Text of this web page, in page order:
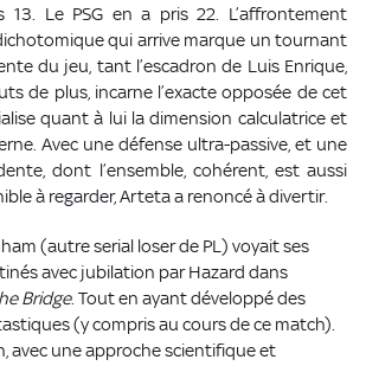
Le PSG en a pris 22. L’affrontement
qui arrive marque un tournant
du jeu, tant l’escadron de Luis Enrique,
de plus, incarne l’exacte opposée de cet
quant à lui la dimension calculatrice et
Avec une défense ultra-passive, et une
dont l’ensemble, cohérent, est aussi
à regarder, Arteta a renoncé à divertir.
(autre serial loser de PL) voyait ses
avec jubilation par Hazard dans
Bridge. Tout en ayant développé des
(y compris au cours de ce match).
avec une approche scientifique et